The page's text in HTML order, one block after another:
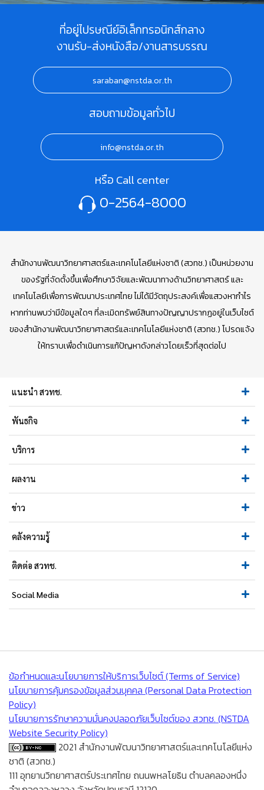
ที่อยู่ไปรษณีย์อิเล็กทรอนิกส์กลาง
งานรับ-ส่งหนังสือ/งานสารบรรณ
saraban@nstda.or.th
สอบถามข้อมูลทั่วไป
info@nstda.or.th
หรือ Call center
0-2564-8000
สำนักงานพัฒนาวิทยาศาสตร์และเทคโนโลยีแห่งชาติ (สวทช.) เป็นหน่วยงาน
ของรัฐที่จัดตั้งขึ้นเพื่อศึกษาวิจัยและพัฒนาทางด้านวิทยาศาสตร์ และ
เทคโนโลยีเพื่อการพัฒนาประเทศไทย ไม่ได้มีวัตถุประสงค์เพื่อแสวงหากำไร
หากท่านพบว่ามีข้อมูลใดๆ ที่ละเมิดทรัพย์สินทางปัญญาปรากฏอยู่ในเว็บไซต์
ของสำนักงานพัฒนาวิทยาศาสตร์และเทคโนโลยีแห่งชาติ (สวทช.) โปรดแจ้ง
ให้ทราบเพื่อดำเนินการแก้ปัญหาดังกล่าวโดยเร็วที่สุดต่อไป
แนะนำ สวทช.
พันธกิจ
บริการ
ผลงาน
ข่าว
คลังความรู้
ติดต่อ สวทช.
Social Media
ข้อกำหนดและนโยบายการให้บริการเว็บไซต์ (Terms of Service)
นโยบายการคุ้มครองข้อมูลส่วนบุคคล (Personal Data Protection
Policy)
นโยบายการรักษาความมั่นคงปลอดภัยเว็บไซต์ของ สวทช. (NSTDA
Website Security Policy)
2021 สำนักงานพัฒนาวิทยาศาสตร์และเทคโนโลยีแห่ง
ชาติ (สวทช.)
111 อุทยานวิทยาศาสตร์ประเทศไทย ถนนพหลโยธิน ตำบลคลองหนึ่ง